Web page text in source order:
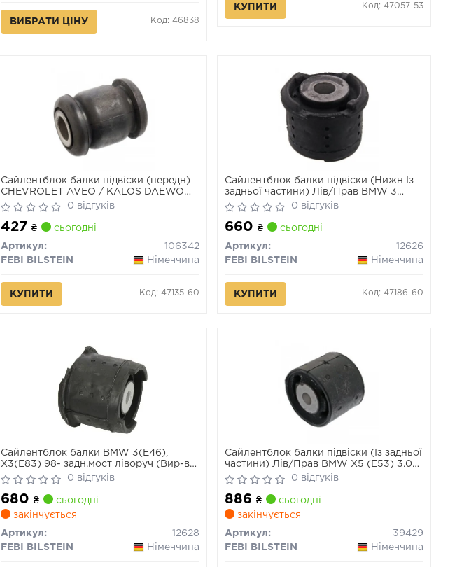
ВИБРАТИ ЦІНУ Код: 46838
КУПИТИ Код: 47057-53
Сайлентблок балки підвіски (передн)
CHEVROLET AVEO / KALOS DAEWOO
KALOS 1.2-1.6 09.02-
0 відгуків
427₴ сьогодні
Артикул:
106342
FEBI BILSTEIN
Німеччина
КУПИТИ Код: 47135-60
Сайлентблок балки підвіски (Нижн Із
задньої частини) Лів/Прав BMW 3
(E46), X3 (E83), Z4 (E85), Z4 (E86), Z4
(E89) 1.6-3.2 12.97-08.16
0 відгуків
660₴ сьогодні
Артикул:
12626
FEBI BILSTEIN
Німеччина
КУПИТИ Код: 47186-60
Сайлентблок балки BMW 3(E46),
X3(E83) 98- задн.мост ліворуч (Вир-во
FEBI)
0 відгуків
680₴
сьогодні
закінчується
Артикул:
12628
FEBI BILSTEIN
Німеччина
Сайлентблок балки підвіски (Із задньої
частини) Лів/Прав BMW X5 (E53) 3.0-
4.8 01.00-10.060 відгуків
886₴
сьогодні
закінчується
Артикул:
39429
FEBI BILSTEIN
Німеччина